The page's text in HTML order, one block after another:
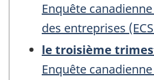
Enquête
des entreprises
le troisième
Enquête